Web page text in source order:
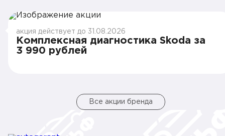
акция действует до 31.08.2026
Комплексная диагностика Skoda за
3 990 рублей
Все акции бренда